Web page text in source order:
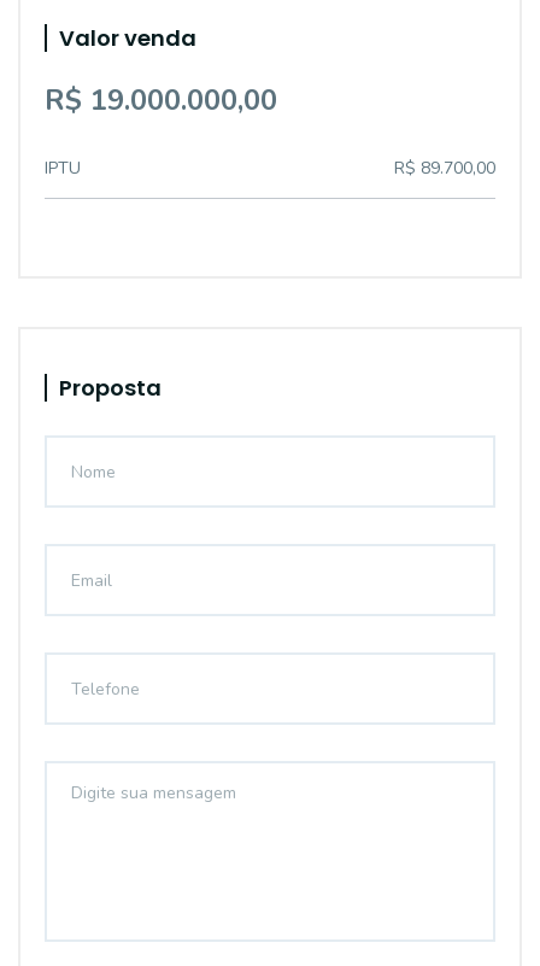
Valor venda
R$ 19.000.000,00
IPTU R$ 89.700,00
Proposta